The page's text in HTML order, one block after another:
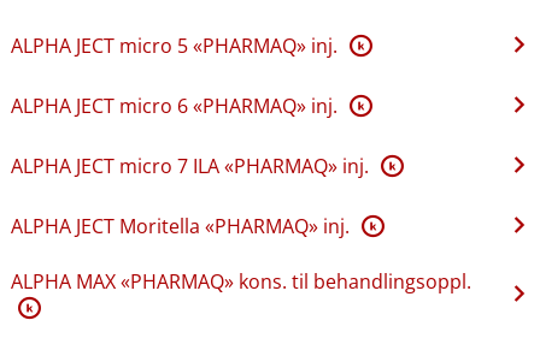
ALPHA JECT micro 5 «PHARMAQ» inj. K
ALPHA JECT micro 6 «PHARMAQ» inj. K
ALPHA JECT micro 7 ILA «PHARMAQ» inj. K
ALPHA JECT Moritella «PHARMAQ» inj. K
ALPHA MAX «PHARMAQ» kons. til behandlingsoppl.
K